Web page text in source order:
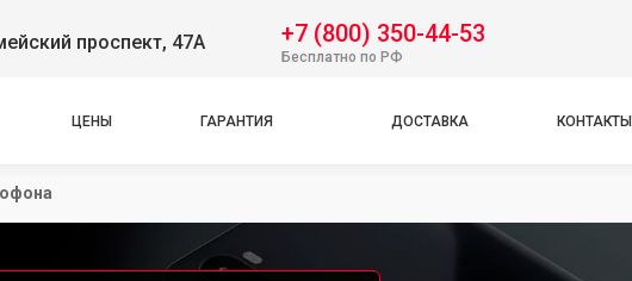
проспект, 47А +7 (800) 350-44-53
Бесплатно по РФ
ЦЕНЫ ГАРАНТИЯ ДОСТАВКА КОНТАКТЫ